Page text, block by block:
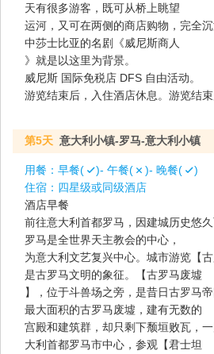
天有很多游客，既可从桥上眺望
运河，又可在两侧的商店购物，完全
中莎士比亚的名剧《威尼斯商人
》就是以这里为背景。
威尼斯 国际免税店 DFS 自由活动。
游览结束后，入住酒店休息。游览结
第5天 意大利小镇-罗马-意大利小镇
用餐： 早餐( )- 午餐( )- 晚餐(
)
住宿： 四星级或同级酒店
酒店早餐
前往意大利首都罗马，因建城历史悠久
罗马是全世界天主教会的中心，
为意大利文艺复兴中心。城市游览【古
是古罗马文明的象征。【古罗马废墟
】，位于斗兽场之旁，是昔日古罗马
最大面积的古罗马废墟，建有无数的
宫殿和建筑群，却只剩下颓垣败瓦，
大利首都罗马市中心，参观【君士坦